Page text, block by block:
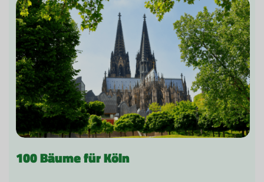
100 Bäume für Köln